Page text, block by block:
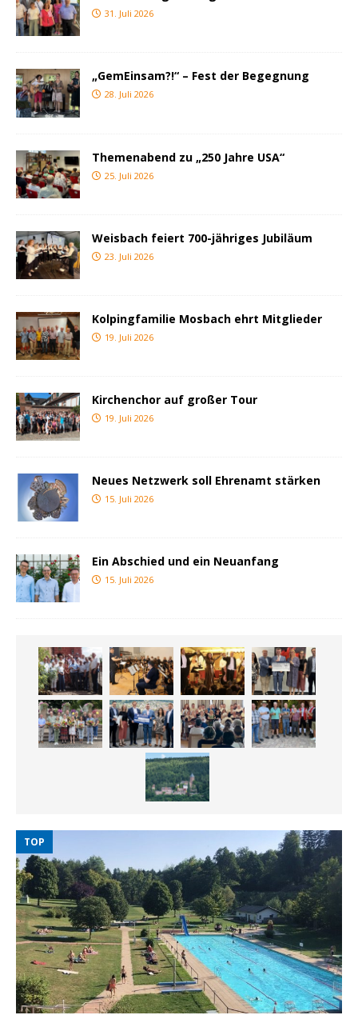
31. Juli 2026
„GemEinsam?!“ – Fest der Begegnung
28. Juli 2026
Themenabend zu „250 Jahre USA“
25. Juli 2026
Weisbach feiert 700-jähriges Jubiläum
23. Juli 2026
Kolpingfamilie Mosbach ehrt Mitglieder
19. Juli 2026
Kirchenchor auf großer Tour
19. Juli 2026
Neues Netzwerk soll Ehrenamt stärken
15. Juli 2026
Ein Abschied und ein Neuanfang
15. Juli 2026
TOP